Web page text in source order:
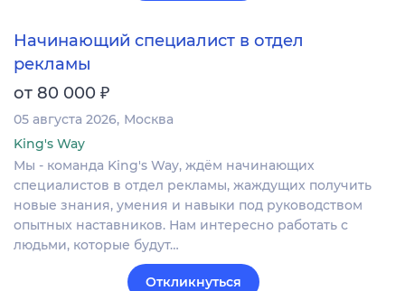
Начинающий специалист в отдел
рекламы
от 80 000 ₽
05 августа 2026 Москва
King's Way
Мы - команда King's Way, ждём начинающих
специалистов в отдел рекламы, жаждущих получить
новые знания, умения и навыки под руководством
опытных наставников. Нам интересно работать с
людьми, которые будут…
Откликнуться